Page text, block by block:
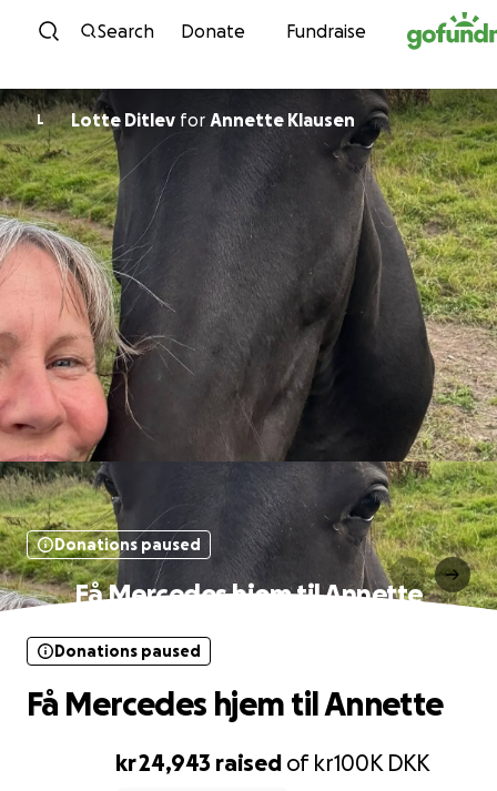
Skip to content
Search Donate Fundraise
L Lotte Ditlev for Annette Klausen
Donations paused
Få Mercedes hjem til Annette
kr 24,943 raised of kr100K DKK
Donations paused
Få Mercedes hjem til Annette